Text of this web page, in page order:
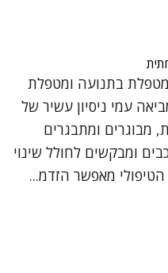
מטפלת בתנועה ומטפלת
עמי ניסיון עשיר של
מבוגרים ומתבגרים
ומבקשים לחולל שינוי
מאפשר הזדמ...